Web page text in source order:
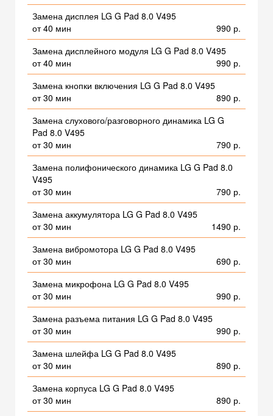
Замена дисплея LG G Pad 8.0 V495
от 40 мин
990 р.
Замена дисплейного модуля LG G Pad 8.0 V495
от 40 мин
990 р.
Замена кнопки включения LG G Pad 8.0 V495
от 30 мин
890 р.
Замена слухового/разговорного динамика LG G
Pad 8.0 V495
от 30 мин
790 р.
Замена полифонического динамика LG G Pad 8.0
V495
от 30 мин
790 р.
Замена аккумулятора LG G Pad 8.0 V495
от 30 мин
1490 р.
Замена вибромотора LG G Pad 8.0 V495
от 30 мин
690 р.
Замена микрофона LG G Pad 8.0 V495
от 30 мин
990 р.
Замена разъема питания LG G Pad 8.0 V495
от 30 мин
990 р.
Замена шлейфа LG G Pad 8.0 V495
от 30 мин
890 р.
Замена корпуса LG G Pad 8.0 V495
от 30 мин
890 р.